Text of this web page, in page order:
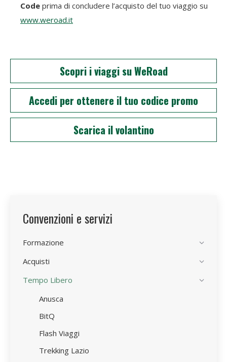
Code prima di concludere l’acquisto del tuo viaggio su
www.weroad.it
Scopri i viaggi su WeRoad
Accedi per ottenere il tuo codice promo
Scarica il volantino
Convenzioni e servizi
Formazione
Acquisti
Tempo Libero
Anusca
BitQ
Flash Viaggi
Trekking Lazio